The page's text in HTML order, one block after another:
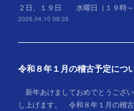
２日、１９日 水曜日（１９
2026.04.10 09:35
令和８年１月の稽古予定につ
新年あけましておめでとうござ
し上げます。 令和８年１月の